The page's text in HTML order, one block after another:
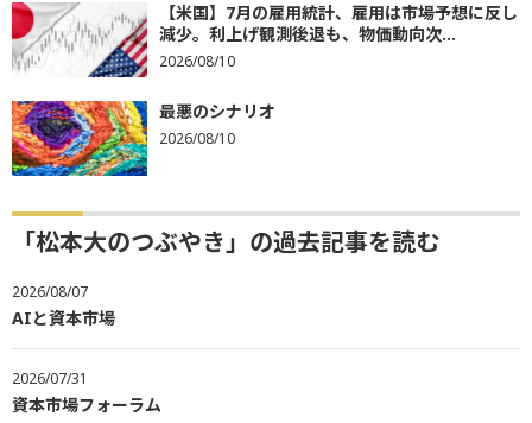
【米国】7月の雇用統計、雇用は市場予想に反し
減少。利上げ観測後退も、物価動向次...
2026/08/10
最悪のシナリオ
2026/08/10
「松本大のつぶやき」の過去記事を読む
2026/08/07
AIと資本市場
2026/07/31
資本市場フォーラム